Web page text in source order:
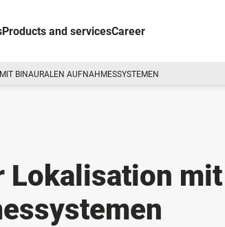
Products and servicesCareer
BINAURALEN AUFNAHMESSYSTEMEN
Lokalisation mit